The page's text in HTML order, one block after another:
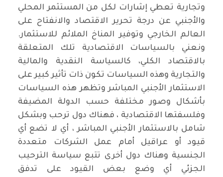
وتجارية تعطي إشارات لكل من المستثمر المحلي
والأجنبي عن درجة تحرير الاقتصاد والانفتاح على
العالم الخارجي وتوفير المناخ الملائم للاستثمار.
ونعني بالسياسات الاقتصادية تلك المتعلقة
بالاقتصاد الكلي، كالسياسة النقدية والمالية
والتجارية وهذه السياسات تكون ذات تأثير كبير على
الاستثمار الأجنبي المباشر وتظهر هذه السياسات
بأشكال وصور مختلفة حسب الدولة المضيفة
وفلسفتها الاقتصادية ، فهناك دول ترحب وبشكل
شامل بالاستثمار الأجنبي المباشر ، أي لا تضع أي
قيود أو عراقيل أمام عمل الشركات متعددة
الجنسية وهناك دول أخرى تتبع سياسة الترحيب
الجزئي أي وضع بعض القيود على تدفق